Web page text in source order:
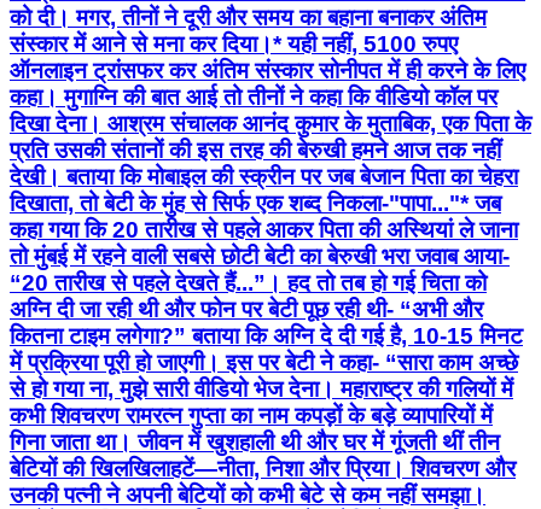
को दी। मगर, तीनों ने दूरी और समय का बहाना बनाकर अंतिम
संस्कार में आने से मना कर दिया।* यही नहीं, 5100 रुपए
ऑनलाइन ट्रांसफर कर अंतिम संस्कार सोनीपत में ही करने के लिए
कहा। मुगाग्नि की बात आई तो तीनों ने कहा कि वीडियो कॉल पर
दिखा देना। आश्रम संचालक आनंद कुमार के मुताबिक, एक पिता के
प्रति उसकी संतानों की इस तरह की बेरुखी हमने आज तक नहीं
देखी। बताया कि मोबाइल की स्क्रीन पर जब बेजान पिता का चेहरा
दिखाता, तो बेटी के मुंह से सिर्फ एक शब्द निकला-"पापा..."* जब
कहा गया कि 20 तारीख से पहले आकर पिता की अस्थियां ले जाना
तो मुंबई में रहने वाली सबसे छोटी बेटी का बेरुखी भरा जवाब आया-
“20 तारीख से पहले देखते हैं...”। हद तो तब हो गई चिता को
अग्नि दी जा रही थी और फोन पर बेटी पूछ रही थी- “अभी और
कितना टाइम लगेगा?” बताया कि अग्नि दे दी गई है, 10-15 मिनट
में प्रक्रिया पूरी हो जाएगी। इस पर बेटी ने कहा- “सारा काम अच्छे
से हो गया ना, मुझे सारी वीडियो भेज देना। महाराष्ट्र की गलियों में
कभी शिवचरण रामरत्न गुप्ता का नाम कपड़ों के बड़े व्यापारियों में
गिना जाता था। जीवन में खुशहाली थी और घर में गूंजती थीं तीन
बेटियों की खिलखिलाहटें—नीता, निशा और प्रिया। शिवचरण और
उनकी पत्नी ने अपनी बेटियों को कभी बेटे से कम नहीं समझा।